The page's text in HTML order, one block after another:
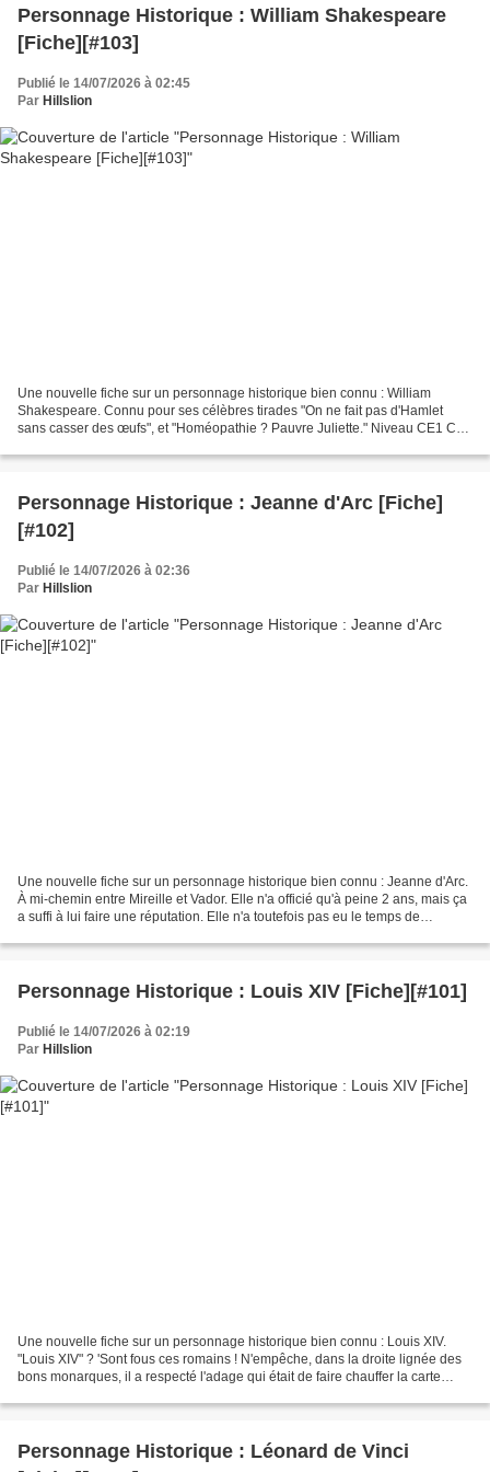
Personnage Historique : William Shakespeare
[Fiche][#103]
Publié le 14/07/2026 à 02:45
Par Hillslion
Une nouvelle fiche sur un personnage historique bien connu : William
Shakespeare. Connu pour ses célèbres tirades "On ne fait pas d'Hamlet
sans casser des œufs", et "Homéopathie ? Pauvre Juliette." Niveau CE1 CE2
Personnage Historique : Jeanne d'Arc [Fiche]
[#102]
Publié le 14/07/2026 à 02:36
Par Hillslion
Une nouvelle fiche sur un personnage historique bien connu : Jeanne d'Arc.
À mi-chemin entre Mireille et Vador. Elle n'a officié qu'à peine 2 ans, mais ça
a suffi à lui faire une réputation. Elle n'a toutefois pas eu le temps de
Personnage Historique : Louis XIV [Fiche][#101]
Publié le 14/07/2026 à 02:19
Par Hillslion
Une nouvelle fiche sur un personnage historique bien connu : Louis XIV.
"Louis XIV" ? 'Sont fous ces romains ! N'empêche, dans la droite lignée des
bons monarques, il a respecté l'adage qui était de faire chauffer la carte
Personnage Historique : Léonard de Vinci